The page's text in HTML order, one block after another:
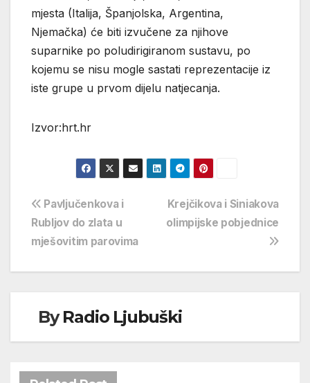
mjesta (Italija, Španjolska, Argentina,
Njemačka) će biti izvučene za njihove
suparnike po poludirigiranom sustavu, po
kojemu se nisu mogle sastati reprezentacije iz
iste grupe u prvom dijelu natjecanja.
Izvor:hrt.hr
Navigacija
objava
Krejčikova i Siniakova
olimpijske pobjednice
Pavljučenkova i
Rubljov do zlata u
mješovitim parovima
ByRadio Ljubuški